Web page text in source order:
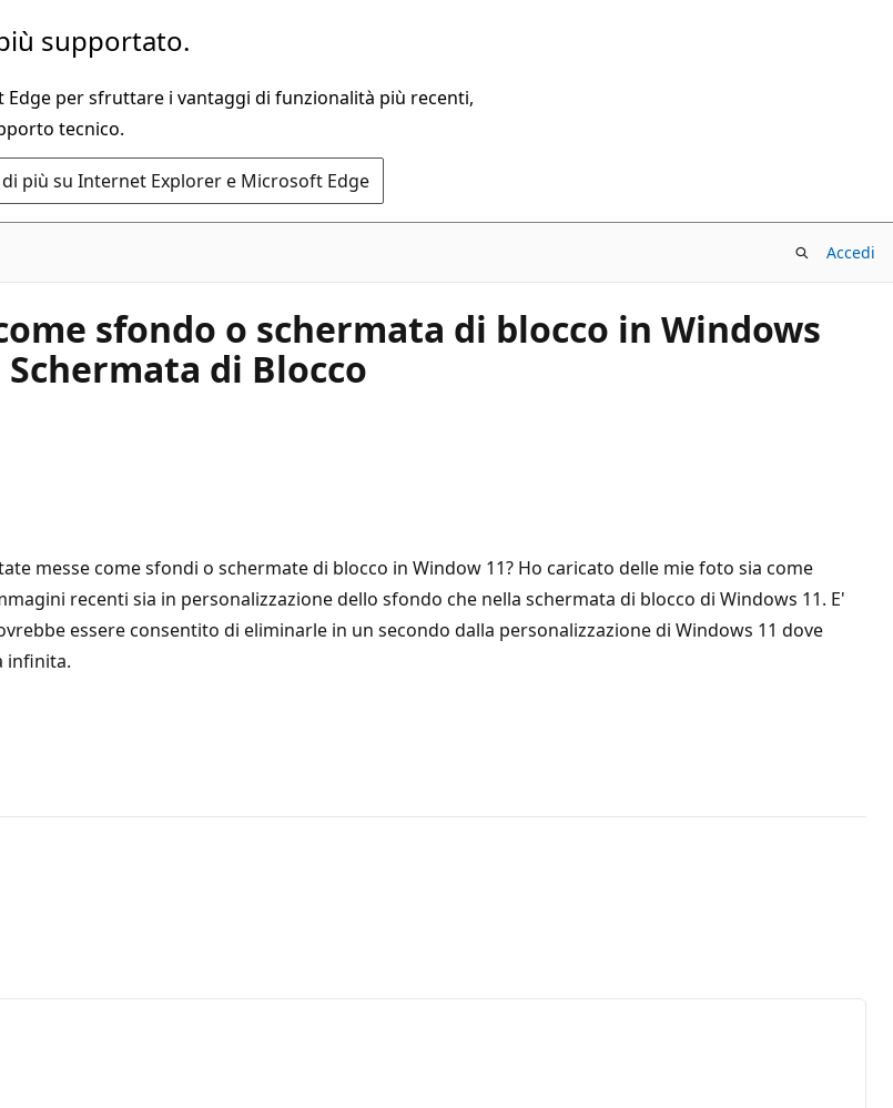
supportato.
per sfruttare i vantaggi di funzionalità più recenti,
tecnico.
più su Internet Explorer e Microsoft Edge
Accedi
sfondo o schermata di blocco in Windows
di Blocco
messe come sfondi o schermate di blocco in Window 11? Ho caricato delle mie foto sia come
recenti sia in personalizzazione dello sfondo che nella schermata di blocco di Windows 11. E'
essere consentito di eliminarle in un secondo dalla personalizzazione di Windows 11 dove
infinita.